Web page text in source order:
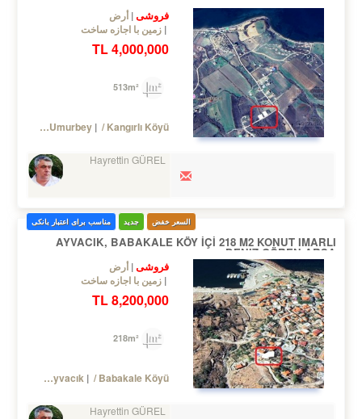
فروشی أرض
زمین با اجازه ساخت
4,000,000 TL
Lapseki / Umurbey / Kangırlı Köyü
Hayrettin GÜREL
السعر خفض جدید مناسب برای اعتبار بانکی
AYVACIK, BABAKALE KÖY İÇİ 218 M2 KONUT IMARLI
DENIZ GÖREN ARSA
فروشی أرض
زمین با اجازه ساخت
8,200,000 TL
Turkey Çanakkale / Ayvacık / Babakale Köyü
Hayrettin GÜREL